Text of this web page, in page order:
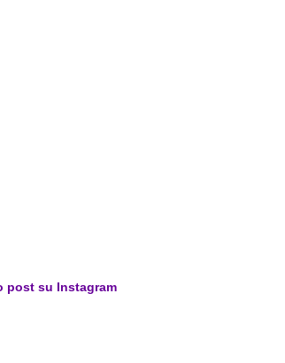
post su Instagram